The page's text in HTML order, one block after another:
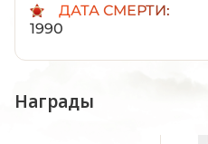
ДАТА СМЕРТИ:
1990
Награды